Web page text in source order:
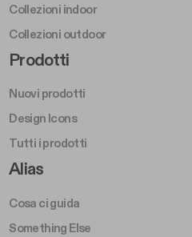
Collezioni indoor
Collezioni outdoor
Footer Right
Prodotti
Nuovi prodotti
Design Icons
Tutti i prodotti
Footer Right A
Alias
Cosa ci guida
Something Else